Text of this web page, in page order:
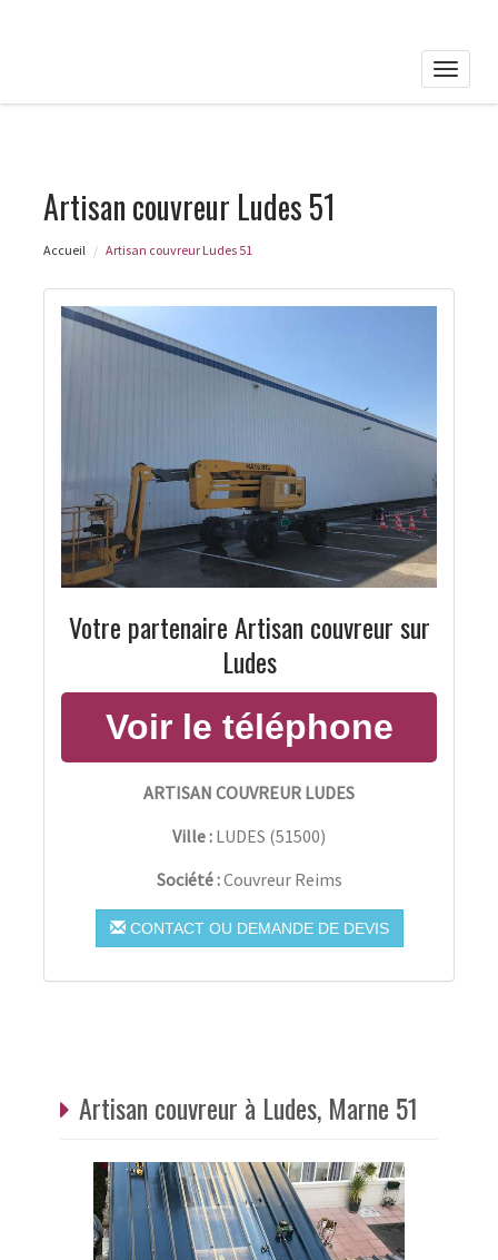
Toggle
Artisan couvreur Ludes 51
Accueil Artisan couvreur Ludes 51
Votre partenaire Artisan couvreur sur
Ludes
ARTISAN COUVREUR LUDES
Ville : LUDES (51500)
Société :Couvreur Reims
CONTACT OU DEMANDE DE DEVIS
Artisan couvreur à Ludes, Marne 51